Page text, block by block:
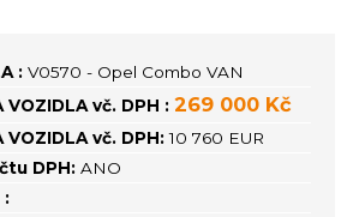
: V0570 - Opel Combo VAN
VOZIDLA vč. DPH : 269 000 Kč
VOZIDLA vč. DPH: 10 760 EUR
DPH: ANO
: